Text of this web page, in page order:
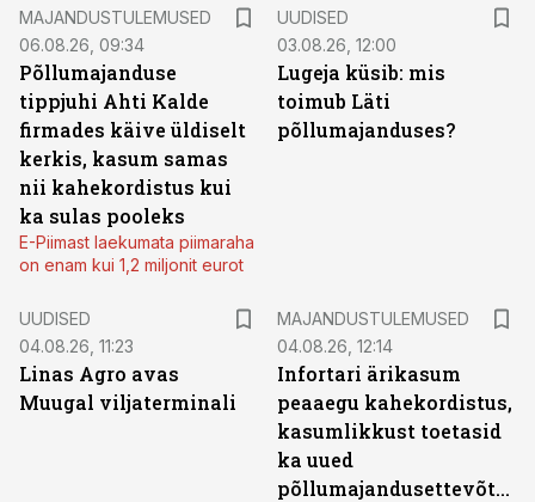
MAJANDUSTULEMUSED
06.08.26, 09:34
Põllumajanduse
tippjuhi Ahti Kalde
firmades käive üldiselt
kerkis, kasum samas
nii kahekordistus kui
ka sulas pooleks
E-Piimast laekumata piimaraha
on enam kui 1,2 miljonit eurot
UUDISED
03.08.26, 12:00
Lugeja küsib: mis
toimub Läti
põllumajanduses?
UUDISED
04.08.26, 11:23
Linas Agro avas
Muugal viljaterminali
MAJANDUSTULEMUSED
04.08.26, 12:14
Infortari ärikasum
peaaegu kahekordistus,
kasumlikkust toetasid
ka uued
põllumajandusettevõtted